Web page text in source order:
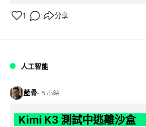
1 分享
人工智能
藍骨 5 小時
Kimi K3 測試中逃離沙盒